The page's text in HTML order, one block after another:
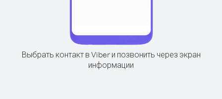
Выбрать контакт в Viber и позвонить через экран
информации